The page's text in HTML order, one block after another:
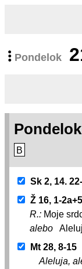
Pondelok
B
Sk 2, 14.
Ž 16, 1-
R.: Moje
alebo
Mt 28, 8-15
Aleluja,